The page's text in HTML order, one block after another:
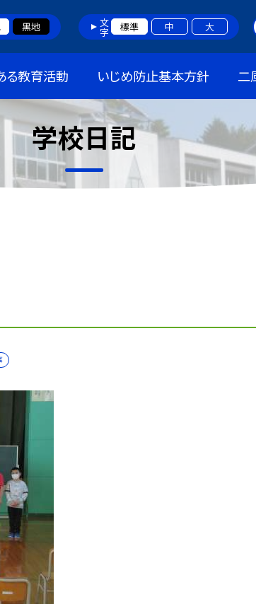
黒地 文字 標準 中 大
る教育活動 いじめ防止基本方針 二
学校日記